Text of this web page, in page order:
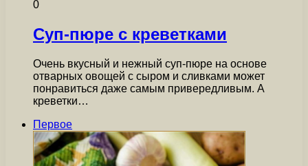
0
Суп-пюре с креветками
Очень вкусный и нежный суп-пюре на основе
отварных овощей с сыром и сливками может
понравиться даже самым привередливым. А
креветки…
Первое